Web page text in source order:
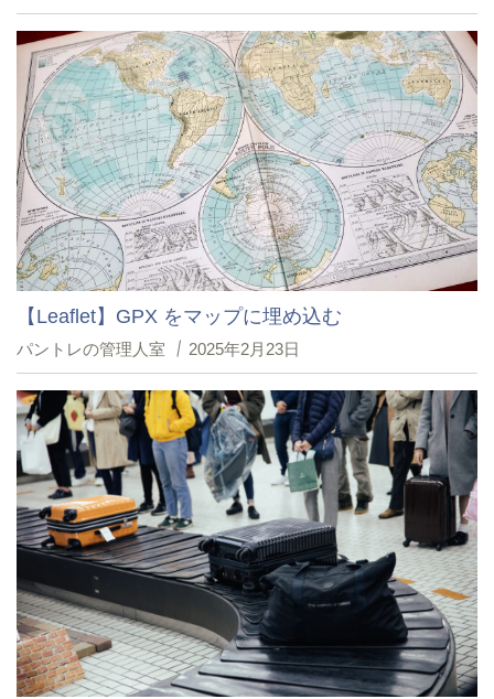
【Leaflet】GPX をマップに埋め込む
パントレの管理人室 2025年2月23日